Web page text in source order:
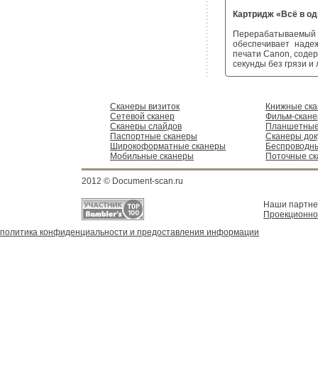
Картридж «Всё в
Перерабатываемый
обеспечивает
печати Canon,
секунды без грязи
Сканеры визиток
Сетевой сканер
Сканеры слайдов
Паспортные сканеры
Широкоформатные сканеры
Мобильные сканеры
Книжные
Фильм-
Сканеры
Поточные
2012 © Document-scan.ru
Наши
политика конфиденциальности и предоставления информации